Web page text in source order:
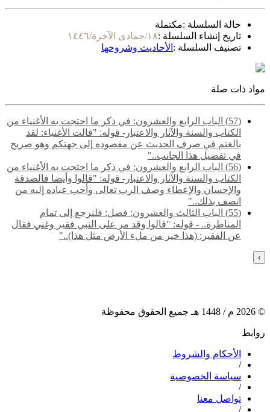
حالة السلسلة :مكتملة
تاريخ إنشاء السلسلة :١٨/جمادى الآخرة/١٤٤٦
تصنيف السلسلة : الأحاديث وشروحها
مواد ذات صلة
(57) الباب الرابع والعشرون: في ذكر ما احتجت به الأغنياء من
الكتاب والسنة والآثار والاعتبار- قوله: "قالت الأغنياء: لقد
بالغتم في صرف الحديث عن مقصوده إلى جهتكم وهو صريح
في تفضيل هذا الجانب.."
(56) الباب الرابع والعشرون: في ذكر ما احتجت به الأغنياء من
الكتاب والسنة والآثار والاعتبار- قوله: "قالوا وأيضا فالصدقة
والإحسان والإعطاء وصف الرب تعالى وأحب عباده إليه من
اتصف بذلك.."
(55) ‌‌الباب الثالث والعشرون: فصل: فلنرجع إلى تمام
المناظرة.. - قوله: "قالوا وقد مر على النبي فقير وغني فقال
عن الفقير: (هذا خير من ملء الأرض مثل هذا).."
›
©
2026 م / 1448 هـ جميع الحقوق محفوظة
روابط
الأحكام والشروط
/
سياسة الخصوصية
/
تواصل معنا
/